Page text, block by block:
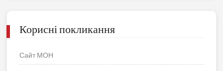
Корисні покликання
Сайт МОН